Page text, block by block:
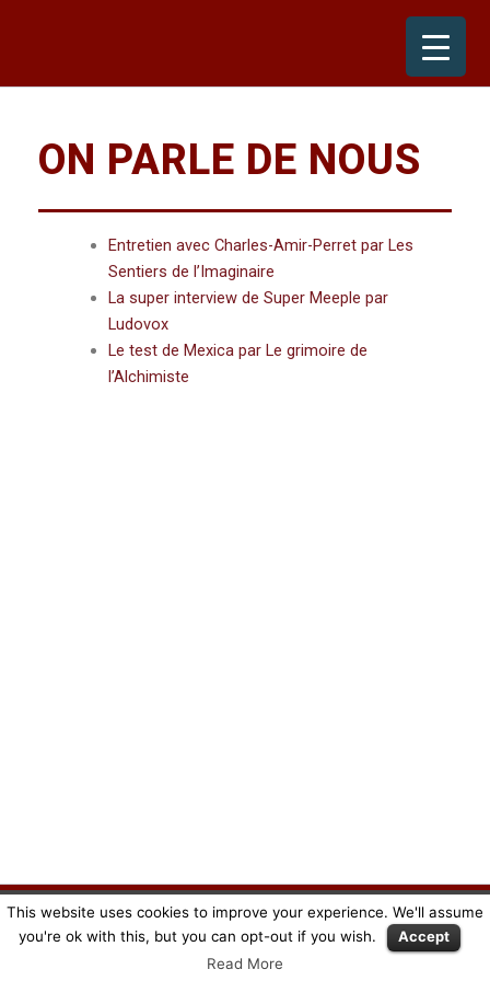
This website uses cookies to improve your experience. We'll assume
you're ok with this, but you can opt-out if you wish.
Accept
Read More
ON PARLE DE NOUS
Entretien avec Charles-Amir-Perret par Les
Sentiers de l’Imaginaire
La super interview de Super Meeple par
Ludovox
Le test de Mexica par Le grimoire de
l’Alchimiste
Copyright © SuperMeeple | Mentions légales|CGV